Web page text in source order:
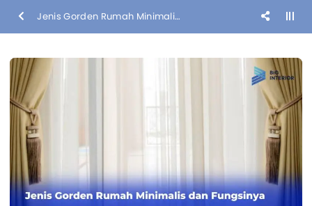
Jenis Gorden Rumah Minimalis dan Fungsinya